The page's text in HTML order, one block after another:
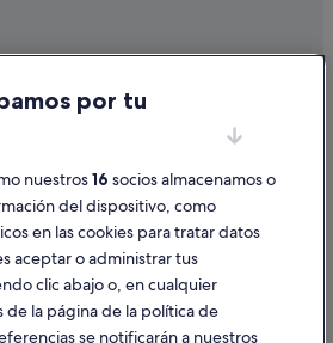
y cómo denunciar contenido
por tu
nuestros16 socios almacenamos o
del dispositivo, como
en las cookies para tratar datos
aceptar o administrar tus
clic abajo o, en cualquier
de la página de la política de
se notificarán a nuestros